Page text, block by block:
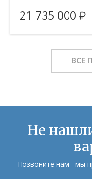
Площадь (общ/жил/
Количество комнат:
Этаж:
В ИЗБРАННОЕ
21 735 000
ВСЕ
Не
Позвоните нам - мы